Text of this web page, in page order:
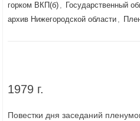
горком ВКП(б) , Государственный
архив Нижегородской области ,
1979 г.
Повестки дня заседаний